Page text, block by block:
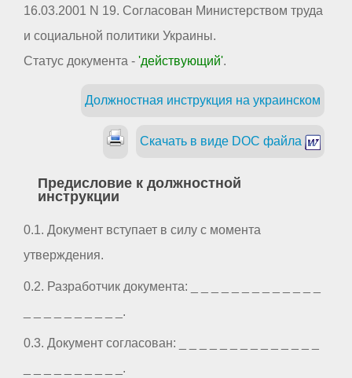
16.03.2001 N 19. Согласован Министерством труда
и социальной политики Украины.
Статус документа - 'действующий'.
Должностная инструкция на украинском
Скачать в виде DOC файла
Предисловие к должностной
инструкции
0.1. Документ вступает в силу с момента
утверждения.
0.2. Разработчик документа: _ _ _ _ _ _ _ _ _ _ _ _ _
_ _ _ _ _ _ _ _ _ _.
0.3. Документ согласован: _ _ _ _ _ _ _ _ _ _ _ _ _ _
_ _ _ _ _ _ _ _ _ _.